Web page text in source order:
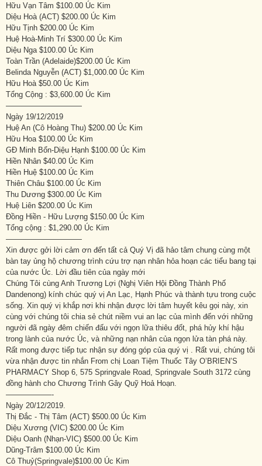
Hữu Vạn Tâm $100.00 Úc Kim
Diệu Hoà (ACT) $200.00 Úc Kim
Hữu Tịnh $200.00 Úc Kim
Huệ Hoà-Minh Trí $300.00 Úc Kim
Diệu Nga $100.00 Úc Kim
Toàn Trần (Adelaide)$200.00 Úc Kim
Belinda Nguyễn (ACT) $1,000.00 Úc Kim
Hữu Hoà $50.00 Úc Kim
Tổng Cộng : $3,600.00 Úc Kim
——————————
Ngày 19/12/2019
Huệ An (Cô Hoàng Thu) $200.00 Úc Kim
Hữu Hoa $100.00 Úc Kim
GĐ Minh Bổn-Diệu Hạnh $100.00 Úc Kim
Hiền Nhân $40.00 Úc Kim
Hiền Huệ $100.00 Úc Kim
Thiên Châu $100.00 Úc Kim
Thu Dương $300.00 Úc Kim
Huệ Liên $200.00 Úc Kim
Đồng Hiền - Hữu Lượng $150.00 Úc Kim
Tổng cộng : $1,290.00 Úc Kim
——————————
Xin được gởi lời cảm ơn đến tất cả Quý Vị đã hảo tâm chung cùng một
bàn tay ủng hộ chương trình cứu trợ nạn nhân hỏa hoạn các tiểu bang tại
của nước Úc. Lời đầu tiên của ngày mới
Chúng Tôi cùng Anh Trương Lợi (Nghị Viên Hội Đồng Thành Phố
Dandenong) kính chúc quý vị An Lạc, Hạnh Phúc và thành tựu trong cuộc
sống. Xin quý vị khắp nơi khi nhận được lời tâm huyết kêu gọi này, xin
cùng với chúng tôi chia sẻ chút niềm vui an lạc của mình đến với những
người đã ngày đêm chiến đấu với ngọn lữa thiêu đốt, phá hủy khí hậu
trong lành của nước Úc, và những nạn nhân của ngọn lửa tàn phá này.
Rất mong được tiếp tục nhận sự đóng góp của quý vị . Rất vui, chúng tôi
vừa nhận được tin nhắn From chị Loan Tiệm Thuốc Tây O’BRIEN’S
PHARMACY Shop 6, 575 Springvale Road, Springvale South 3172 cùng
đồng hành cho Chương Trình Gây Quỹ Hoả Hoạn.
——————-
Ngày 20/12/2019.
Thị Đắc - Thị Tâm (ACT) $500.00 Úc Kim
Diệu Xương (VIC) $200.00 Úc Kim
Diệu Oanh (Nhạn-VIC) $500.00 Úc Kim
Dũng-Trâm $100.00 Úc Kim
Cô Thuỷ(Springvale)$100.00 Úc Kim